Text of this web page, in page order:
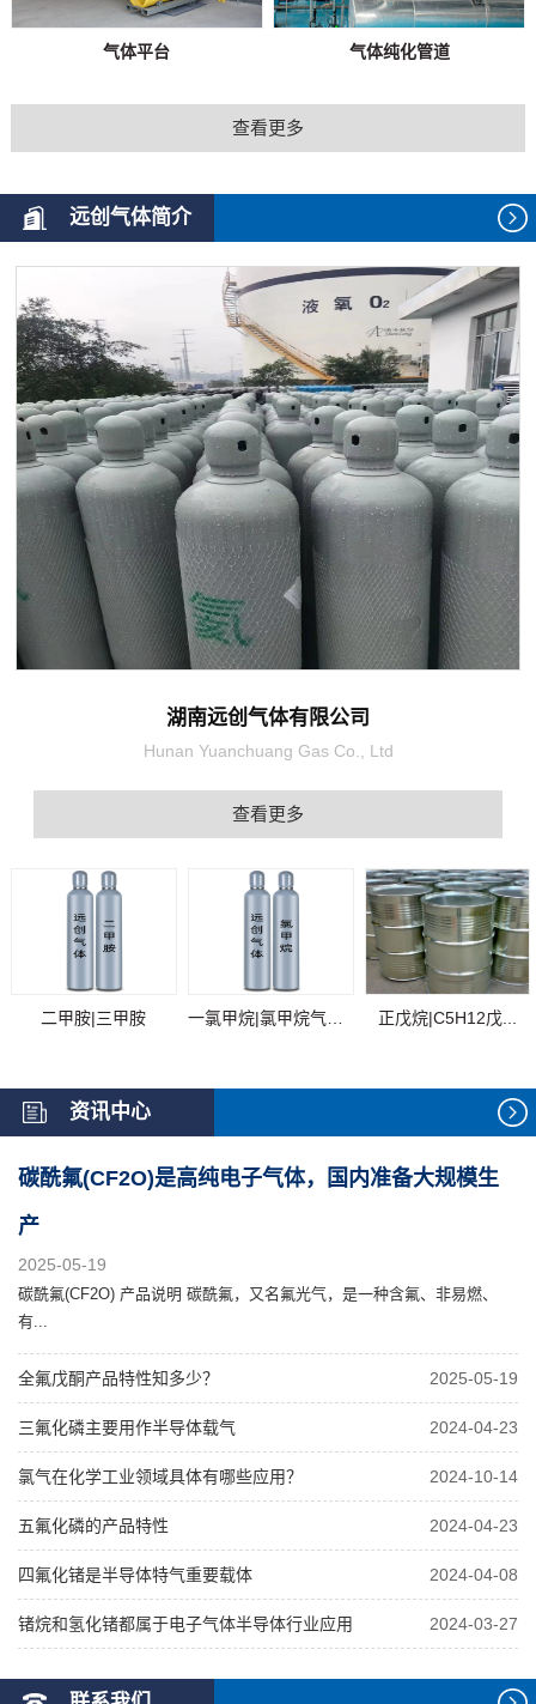
气体平台 气体纯化管道
查看更多
远创气体简介
湖南远创气体有限公司
Hunan Yuanchuang Gas Co., Ltd
查看更多
二甲胺|三甲胺 正戊烷|C5H12戊...
资讯中心
碳酰氟(CF2O)是高纯电子气体，国内准备大规模生
产
2025-05-19
碳酰氟(CF2O) 产品说明 碳酰氟，又名氟光气，是一种含氟、非易燃、
有...
全氟戊酮产品特性知多少？ 2025-05-19
三氟化磷主要用作半导体载气 2024-04-23
氯气在化学工业领域具体有哪些应用？ 2024-10-14
五氟化磷的产品特性 2024-04-23
四氟化锗是半导体特气重要载体 2024-04-08
锗烷和氢化锗都属于电子气体半导体行业应用 2024-03-27